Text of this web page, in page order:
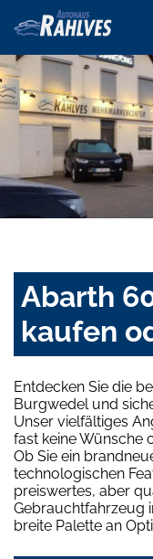
Abarth
kaufen
Entdecken Sie die
Burgwedel und
Unser vielfältiges
fast keine Wünsche
Ob Sie ein
technologischen
preiswertes, aber
Gebrauchtfahrzeug
breite Palette an